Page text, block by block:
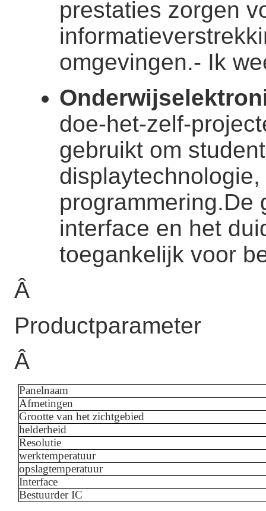
prestaties zorgen
omgevingen.- Ik
doe-het-zelf-
gebruikt om
programmering.De
interface en het
toegankelijk voor
Â
Productparameter
Â
Panelnaam
Afmetingen
Grootte van het zichtgebied
helderheid
Resolutie
werktemperatuur
opslagtemperatuur
Interface
Bestuurder IC